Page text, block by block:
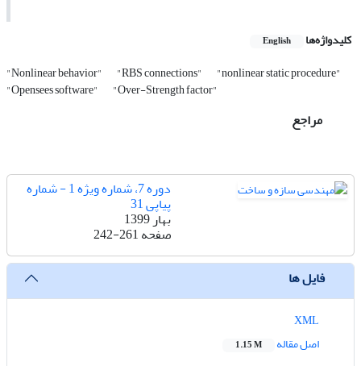
کلیدواژه‌ها English
"Nonlinear behavior" "RBS connections" "nonlinear static procedure"
"Opensees software" "Over-Strength factor"
مراجع
دوره 7، شماره ویژه 1 - شماره
پیاپی 31
بهار 1399
صفحه242-261
فایل ها
اصل مقاله
1.15 M